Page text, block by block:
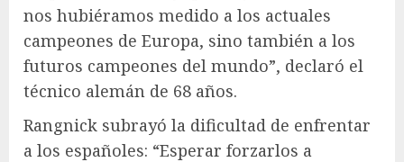
nos hubiéramos medido a los actuales
campeones de Europa, sino también a los
futuros campeones del mundo”, declaró el
técnico alemán de 68 años.
Rangnick subrayó la dificultad de enfrentar
a los españoles: “Esperar forzarlos a